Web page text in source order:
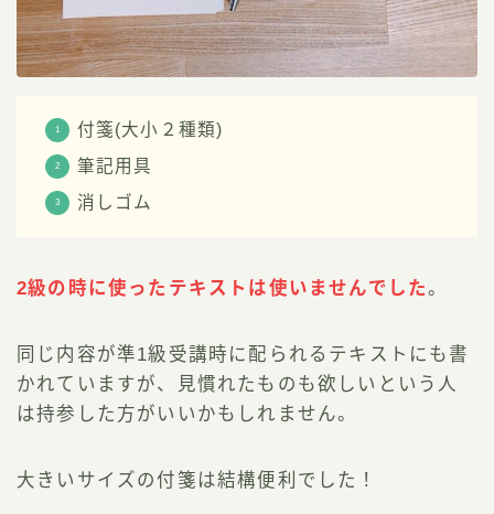
付箋(大小２種類)
筆記用具
消しゴム
2級の時に使ったテキストは使いませんでした 。
同じ内容が準1級受講時に配られるテキストにも書
かれていますが、見慣れたものも欲しいという人
は持参した方がいいかもしれません。
大きいサイズの付箋は結構便利でした！